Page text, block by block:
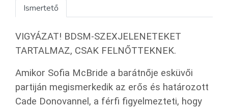
Ismertető
VIGYÁZAT! BDSM-SZEXJELENETEKET
TARTALMAZ, CSAK FELNŐTTEKNEK.
Amikor Sofia McBride a barátnője esküvői
partiján megismerkedik az erős és határozott
Cade Donovannel, a férfi figyelmezteti, hogy